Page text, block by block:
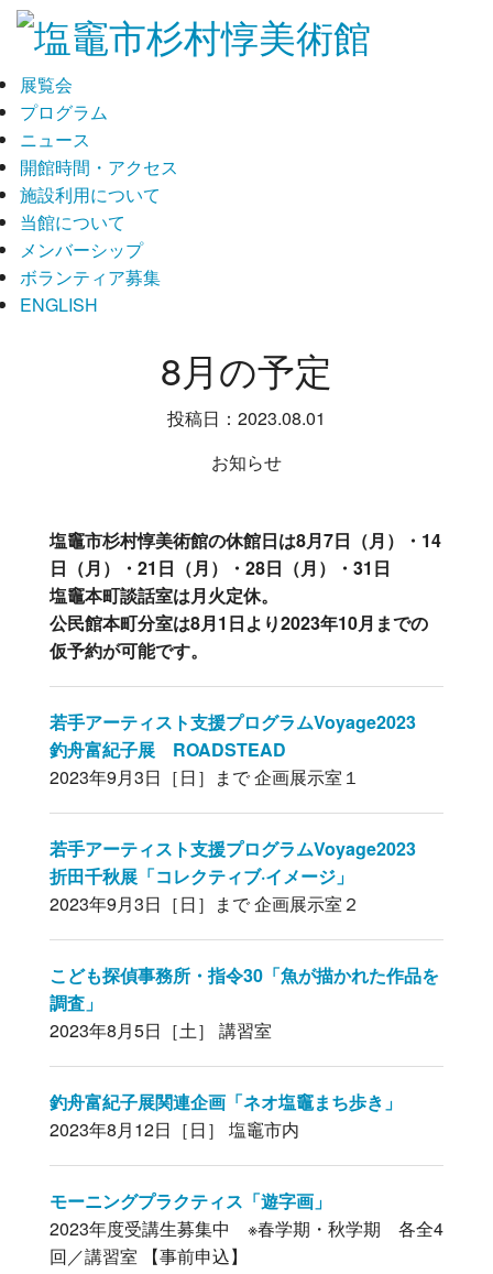
展覧会
プログラム
ニュース
開館時間・アクセス
施設利用について
当館について
メンバーシップ
ボランティア募集
ENGLISH
8月の予定
投稿日：2023.08.01
お知らせ
塩竈市杉村惇美術館の休館日は8月7日（月）・14
日（月）・21日（月）・28日（月）・31日
塩竈本町談話室は月火定休。
公民館本町分室は8月1日より2023年10月までの
仮予約が可能です。
若手アーティスト支援プログラムVoyage2023
釣舟富紀子展 ROADSTEAD
2023年9月3日［日］まで 企画展示室１
若手アーティスト支援プログラムVoyage2023
折田千秋展「コレクティブ·イメージ」
2023年9月3日［日］まで 企画展示室２
こども探偵事務所・指令30「魚が描かれた作品を
調査」
2023年8月5日［土］ 講習室
釣舟富紀子展関連企画「ネオ塩竈まち歩き」
2023年8月12日［日］ 塩竈市内
モーニングプラクティス「遊字画」
2023年度受講生募集中 ※春学期・秋学期 各全4
回／講習室 【事前申込】